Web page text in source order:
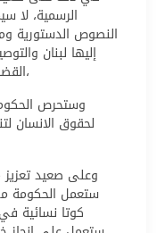
الرسمية، لا
النصوص الدستورية
إليها لبنان
القضاء على جميع أنواع التمييز ضد المرأة،
وستحرص
لحقوق الانسان
وعلى صعيد تعزيز
ستعمل الحكومة
كوتا نسائية في